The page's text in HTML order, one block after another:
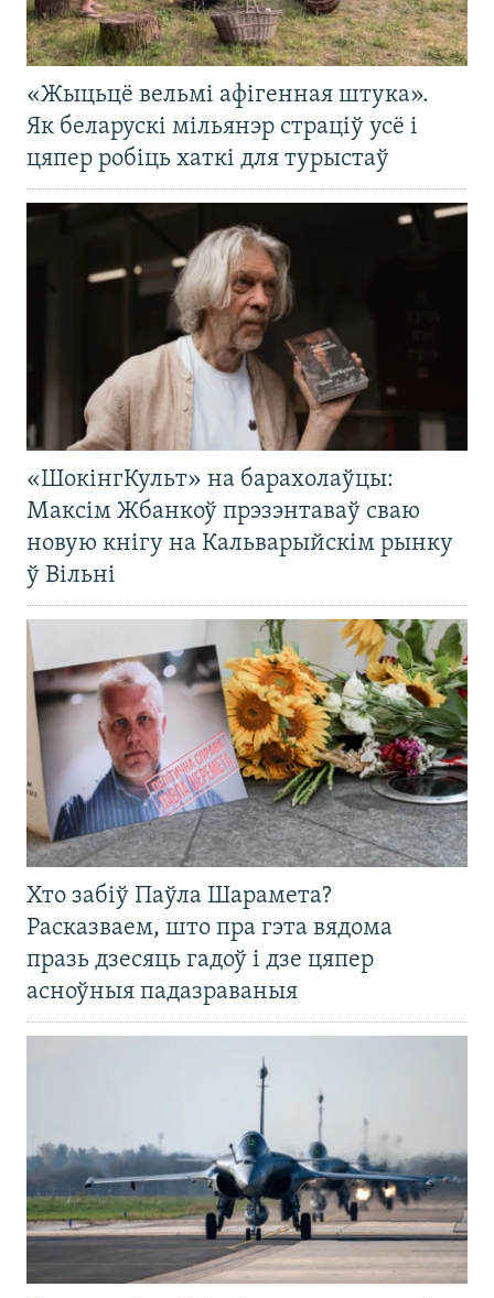
«Жыцьцё вельмі афігенная штука».
Як беларускі мільянэр страціў усё і
цяпер робіць хаткі для турыстаў
«ШокінгКульт» на барахолаўцы:
Максім Жбанкоў прэзэнтаваў сваю
новую кнігу на Кальварыйскім рынку
ў Вільні
Хто забіў Паўла Шарамета?
Расказваем, што пра гэта вядома
празь дзесяць гадоў і дзе цяпер
асноўныя падазраваныя